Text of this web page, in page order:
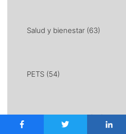
Salud y bienestar (63)
PETS (54)